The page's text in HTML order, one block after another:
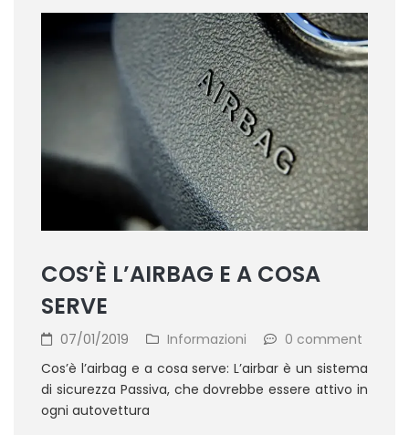
COS’È L’AIRBAG E A COSA
SERVE
07/01/2019 Informazioni
0 comment
Cos’è l’airbag e a cosa serve: L’airbar è un sistema
di sicurezza Passiva, che dovrebbe essere attivo in
ogni autovettura